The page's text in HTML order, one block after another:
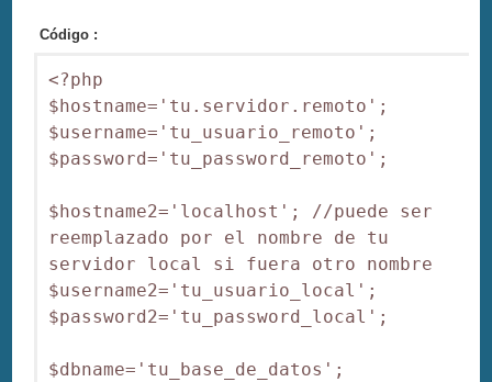
Código :
<?php
$hostname='tu.servidor.remoto';
$username='tu_usuario_remoto';
$password='tu_password_remoto';
$hostname2='localhost'; //puede ser
reemplazado por el nombre de tu
servidor local si fuera otro nombre
$username2='tu_usuario_local';
$password2='tu_password_local';
$dbname='tu_base_de_datos';